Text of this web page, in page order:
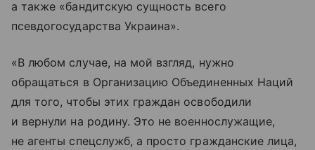
а также «бандитскую сущность всего
псевдогосударства Украина».
«В любом случае, на мой взгляд, нужно
обращаться в Организацию Объединенных Наций
для того, чтобы этих граждан освободили
и вернули на родину. Это не военнослужащие,
не агенты спецслужб, а просто гражданские лица,